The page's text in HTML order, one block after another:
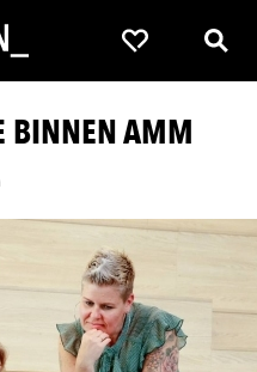
Favorieten
BINNEN AMM